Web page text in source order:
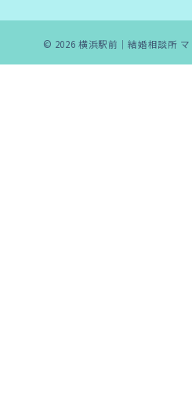
© 2026横浜駅前｜結婚相談所